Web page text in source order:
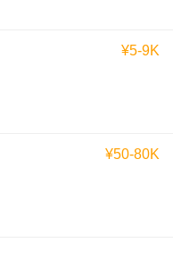
¥5-9K
¥50-80K